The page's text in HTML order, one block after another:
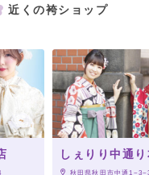
近くの袴ショップ
しぇりり中通り
秋田県秋田市中通